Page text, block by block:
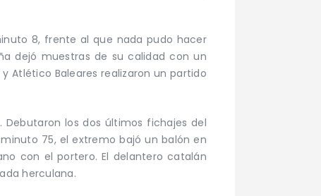
8, frente al que nada pudo hacer
dejó muestras de su calidad con un
Atlético Baleares realizaron un partido
los dos últimos fichajes del
75, el extremo bajó un balón en
con el portero. El delantero catalán
herculana.